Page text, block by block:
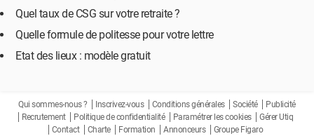
Quel taux de CSG sur votre retraite ?
Quelle formule de politesse pour votre lettre
Etat des lieux : modèle gratuit
Qui sommes-nous ? Inscrivez-vous Conditions générales Société
Publicité
Recrutement
Politique de confidentialité Paramétrer les cookies
Gérer Utiq
Contact
Charte Formation Annonceurs Groupe Figaro